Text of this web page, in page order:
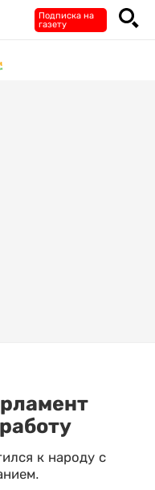
Подписка на
газету
к народу с